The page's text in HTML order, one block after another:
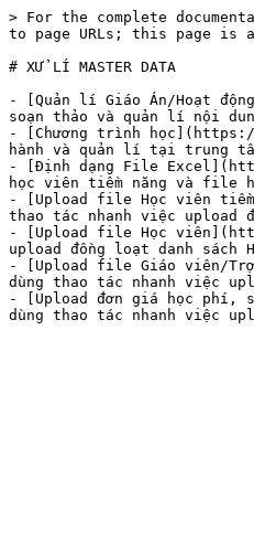
> For the complete
to page URLs; this page is
# XỬ LÍ MASTER DATA
- [Quản lí Giáo Án/Hoạt
soạn thảo và quản lí nội
- [Chương trình học](https://
hành và quản lí tại trung
- [Định dạng File
học viên tiềm năng và file
- [Upload file Học viên tiềm
thao tác nhanh việc upload
- [Upload file Học
upload đồng loạt danh sách
- [Upload file Giáo viên/
dùng thao tác nhanh việc
- [Upload đơn giá học phí,